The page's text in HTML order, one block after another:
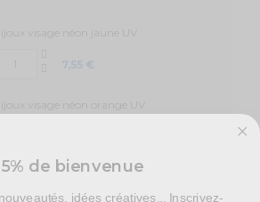
visage néon jaune UV
7,55 €
visage néon orange UV
5% de bienvenue
idées créatives... Inscrivez-